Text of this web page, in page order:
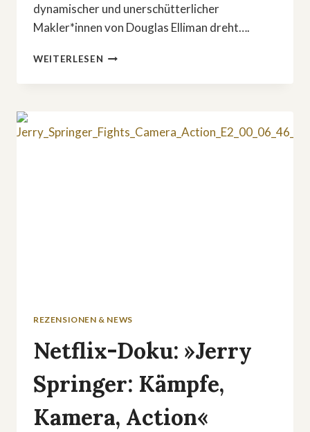
dynamischer und unerschütterlicher
Makler*innen von Douglas Elliman dreht….
WEITERLESEN
YORK:
CITY«
REZENSIONEN & NEWS
Netflix-Doku: »Jerry
Springer: Kämpfe,
Kamera, Action«